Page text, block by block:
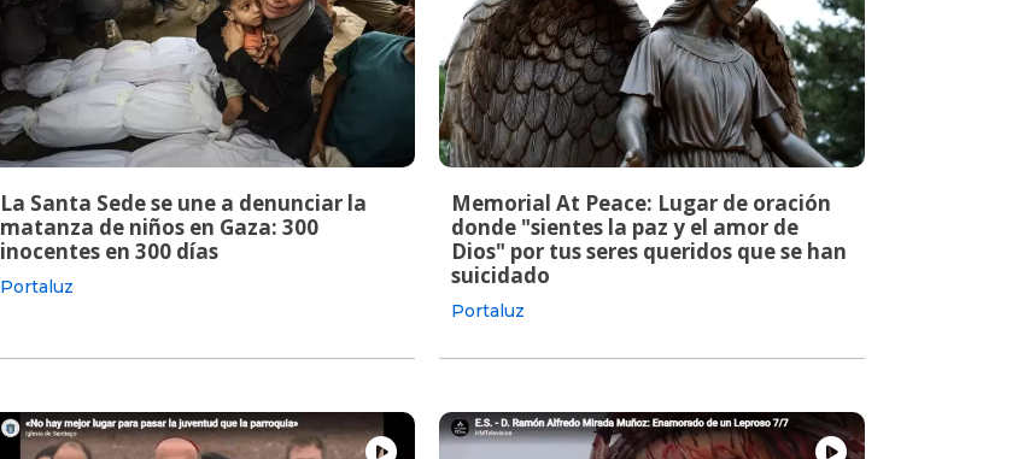
La Santa Sede se une a denunciar la
matanza de niños en Gaza: 300
inocentes en 300 días
Portaluz
Memorial At Peace: Lugar de oración
donde "sientes la paz y el amor de
Dios" por tus seres queridos que se han
suicidado
Portaluz